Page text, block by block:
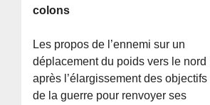
colons
Les propos de l’ennemi sur un
déplacement du poids vers le nord
après l’élargissement des objectifs
de la guerre pour renvoyer ses